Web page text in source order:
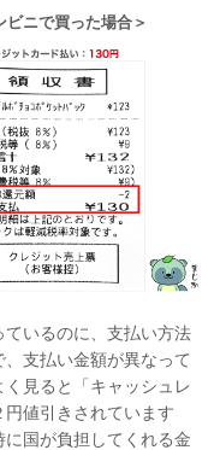
ビニで買った場合＞
いるのに、支払い方法
支払い金額が異なって
見ると「キャッシュレ
値引きされています
国が負担してくれる金